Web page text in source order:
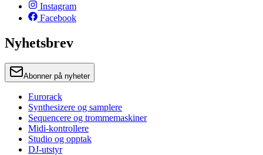
Instagram
Facebook
Nyhetsbrev
Abonner på nyheter
Eurorack
Synthesizere og samplere
Sequencere og trommemaskiner
Midi-kontrollere
Studio og opptak
DJ-utstyr